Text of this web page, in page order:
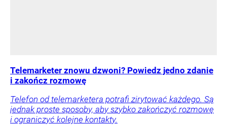
Telemarketer znowu dzwoni? Powiedz jedno zdanie
i zakończ rozmowę
Telefon od telemarketera potrafi zirytować każdego. Są
jednak proste sposoby, aby szybko zakończyć rozmowę
i ograniczyć kolejne kontakty.